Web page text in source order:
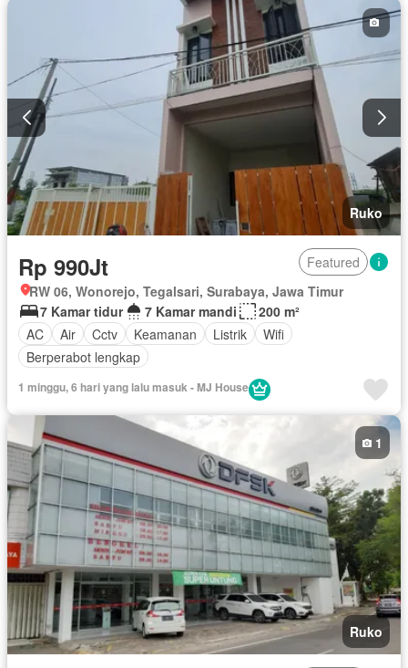
Ruko
Rp 990Jt
Featured
RW 06, Wonorejo, Tegalsari, Surabaya, Jawa Timur
7 Kamar tidur
7 Kamar mandi
200 m²
AC
Air Cctv Keamanan Listrik
Wifi
Berperabot lengkap
1 minggu, 6 hari yang lalu masuk - MJ House
Ruko
1